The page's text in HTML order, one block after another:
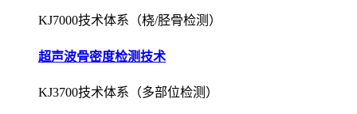
KJ7000技术体系（桡/胫骨检测）
超声波骨密度检测技术
KJ3700技术体系（多部位检测）